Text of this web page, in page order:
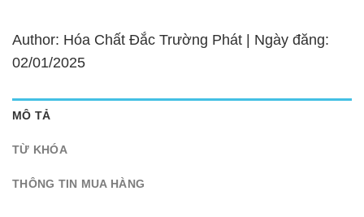
Author: Hóa Chất Đắc Trường Phát | Ngày đăng:
02/01/2025
MÔ TẢ
TỪ KHÓA
THÔNG TIN MUA HÀNG